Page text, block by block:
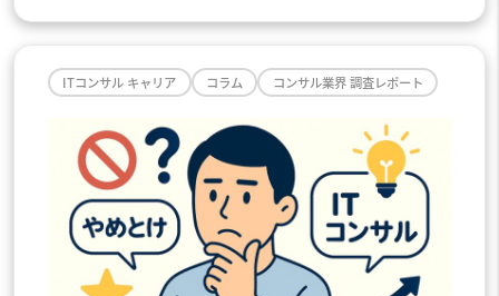
ITコンサル キャリア コラム コンサル業界 調査レポート